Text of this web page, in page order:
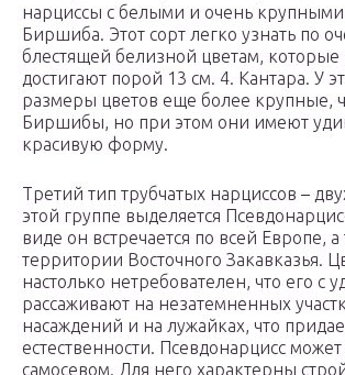
нарциссы с белыми и очень крупными
Биршиба. Этот сорт легко узнать по
блестящей белизной цветам,
достигают порой 13 см. 4. Кантара. У
размеры цветов еще более крупные,
Биршибы, но при этом они имеют
красивую форму.
Третий тип трубчатых нарциссов –
этой группе выделяется
виде он встречается по всей Европе, а
территории Восточного Закавказья.
настолько нетребователен, что его с
рассаживают на незатемненных
насаждений и на лужайках, что
естественности. Псевдонарцисс
самосевом. Для него характерны